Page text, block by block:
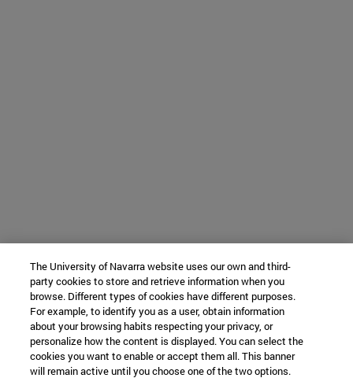
The University of Navarra website uses our own and third-
party cookies to store and retrieve information when you
browse. Different types of cookies have different purposes.
For example, to identify you as a user, obtain information
about your browsing habits respecting your privacy, or
personalize how the content is displayed. You can select the
cookies you want to enable or accept them all. This banner
will remain active until you choose one of the two options.